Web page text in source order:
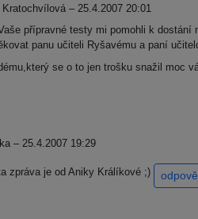
Kratochvílová – 25.4.2007 20:01
přípravné testy mi pomohli k
panu učiteli Ryšavému a paní
se o to jen trošku snažil moc
– 25.4.2007 19:29
zpráva je od Aniky Králíkové ;)